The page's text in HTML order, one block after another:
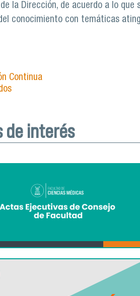
la Dirección, de acuerdo a lo
conocimiento con temáticas
Continua
de interés